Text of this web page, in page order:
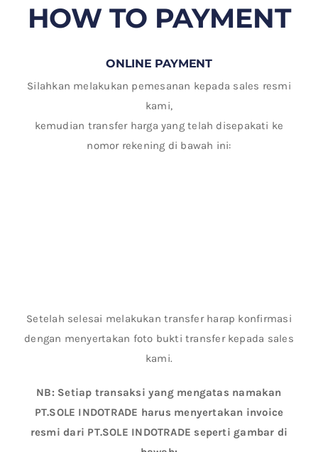
HOW TO PAYMENT
ONLINE PAYMENT
Silahkan melakukan pemesanan kepada sales resmi
kami,
kemudian transfer harga yang telah disepakati ke
nomor rekening di bawah ini:
Setelah selesai melakukan transfer harap konfirmasi
dengan menyertakan foto bukti transfer kepada sales
kami.
NB: Setiap transaksi yang mengatas namakan
PT.SOLE INDOTRADE harus menyertakan invoice
resmi dari PT.SOLE INDOTRADE seperti gambar di